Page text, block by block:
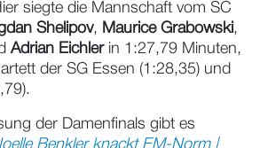
siegte die Mannschaft vom SC
Shelipov, Maurice Grabowski,
Adrian Eichlerin 1:27,79 Minuten,
der SG Essen (1:28,35) und
der Damenfinals gibt es
Benkler knackt EM-Norm |